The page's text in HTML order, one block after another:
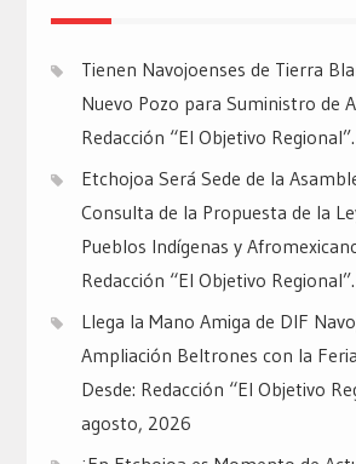
Tienen Navojoenses de Tierra
Nuevo Pozo para Suministro de
Redacción “El Objetivo Regional”.
Etchojoa Será Sede de la
Consulta de la Propuesta de la
Pueblos Indígenas y
Redacción “El Objetivo Regional”.
Llega la Mano Amiga de DIF
Ampliación Beltrones con la
Desde: Redacción “El Objetivo
agosto, 2026